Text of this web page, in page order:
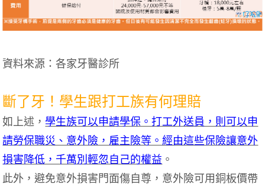
資料來源：各家牙醫診所
斷了牙！學生跟打工族有何理賠
如上述， 學生族可以申請學保。打工外送員，則可以申
請勞保職災、意外險，雇主險等。經由這些保險讓意外
損害降低，千萬別輕忽自己的權益 。
此外，避免意外損害門面傷自尊，意外險可用銅板價帶